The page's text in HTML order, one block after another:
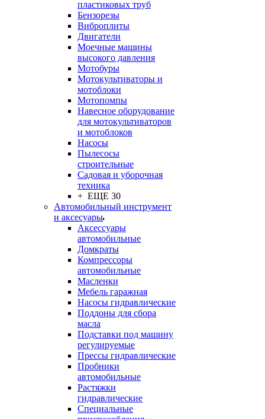
пластиковых труб
Бензорезы
Виброплиты
Двигатели
Моечные машины
высокого давления
Мотобуры
Мотокультиваторы и
мотоблоки
Мотопомпы
Навесное оборудование
для мотокультиваторов
и мотоблоков
Насосы
Пылесосы
строительные
Садовая и уборочная
техника
+ ЕЩЕ 30
Автомобильный инструмент
и аксесуары
Аксессуары
автомобильные
Домкраты
Компрессоры
автомобильные
Масленки
Мебель гаражная
Насосы гидравлические
Поддоны для сбора
масла
Подставки под машину
регулируемые
Прессы гидравлические
Пробники
автомобильные
Растяжки
гидравлические
Специальные